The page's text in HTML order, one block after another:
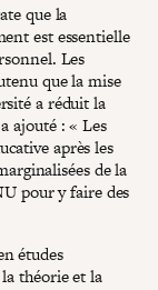
que la
est essentielle
Les
que la mise
a réduit la
ajouté : « Les
après les
de la
pour y faire des
études
théorie et la